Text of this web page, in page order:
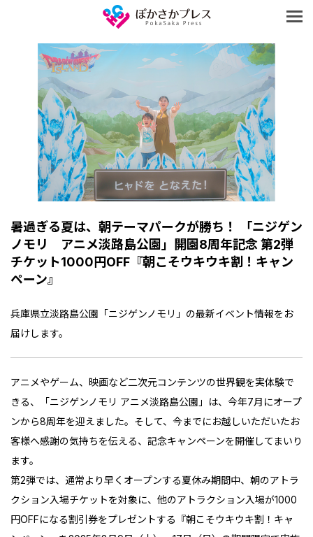
暑過ぎる夏は、朝テーマパークが勝ち！ 「ニジゲン
ノモリ アニメ淡路島公園」開園8周年記念 第2弾
チケット1000円OFF『朝こそウキウキ割！キャン
ペーン』
兵庫県立淡路島公園「ニジゲンノモリ」の最新イベント情報をお
届けします。
アニメやゲーム、映画など二次元コンテンツの世界観を実体験で
きる、「ニジゲンノモリ アニメ淡路島公園」は、今年7月にオープ
ンから8周年を迎えました。そして、今までにお越しいただいたお
客様へ感謝の気持ちを伝える、記念キャンペーンを開催してまいり
ます。
第2弾では、通常より早くオープンする夏休み期間中、朝のアトラ
クション入場チケットを対象に、他のアトラクション入場が1000
円OFFになる割引券をプレゼントする『朝こそウキウキ割！キャ